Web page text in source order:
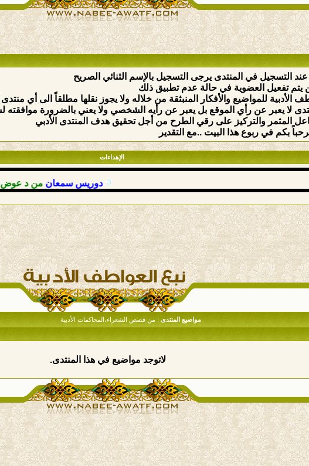
عند التسجيل في المنتدى يرجى التسجيل بالإسم الثنائي الصريح
تفعيل العضوية في حالة عدم تطبيق ذلك
للمواضيع والأفكار المنبثقة من خلاله ولا يجوز نقلها مطلقاً الى أي منتدى
لا يعبر عن رأي الموقع بل يعبر عن رأيه الشخصي ولا يعني بالضرورة موافقته
المثمر والتركيز على رقي الطرح من أجل تحقيق هدف المنتدى الأدبي
بكم في ربوع هذا البيت ..مع التقدير
الإهداءات
دوريس سمعان من د عوض
مواضيع المنتدى : من قصص الشعراء،المحاكمات الأدبية
لاتوجد مواضيع في هذا المنتدى.